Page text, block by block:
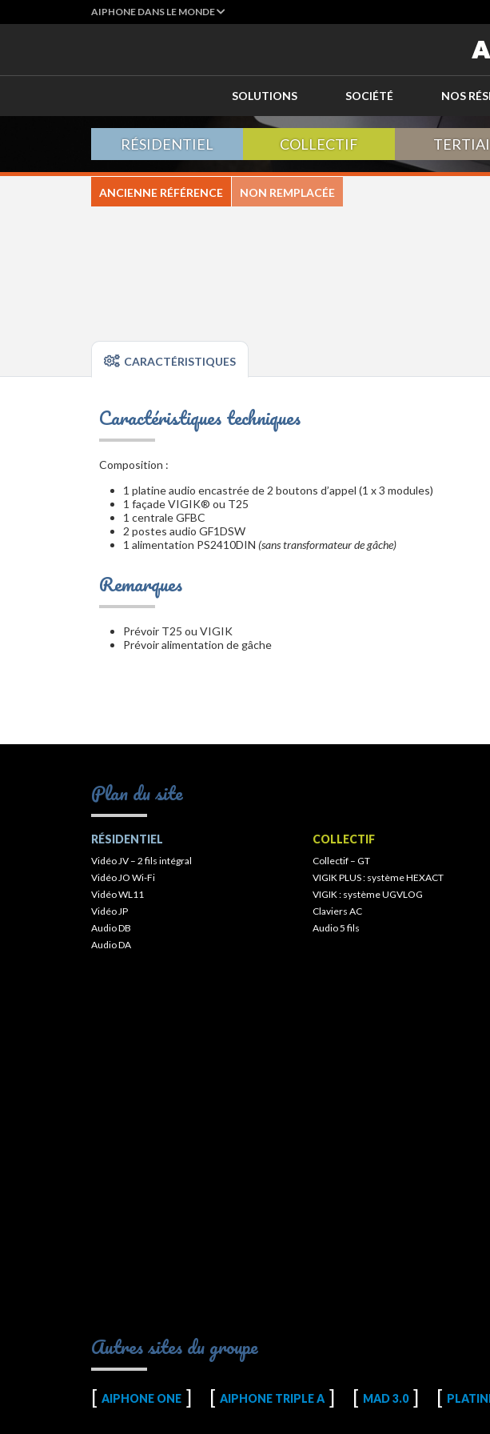
AIPHONE DANS LE MONDE
SOLUTIONS SOCIÉTÉ NOS
RÉSIDENTIEL COLLECTIF
ANCIENNE RÉFÉRENCE NON REMPLACÉE
CARACTÉRISTIQUES
Caractéristiques techniques
Composition :
1 platine audio encastrée de 2 boutons d’appel (1 x 3 modules)
1 façade VIGIK® ou T25
1 centrale GFBC
2 postes audio GF1DSW
1 alimentation PS2410DIN (sans transformateur de gâche)
Remarques
Prévoir T25 ou VIGIK
Prévoir alimentation de gâche
Plan du site
RÉSIDENTIEL
Vidéo JV – 2 fils intégral
Vidéo JO Wi-Fi
Vidéo WL11
Vidéo JP
Audio DB
Audio DA
COLLECTIF
Collectif – GT
VIGIK PLUS : système HEXACT
VIGIK : système UGVLOG
Claviers AC
Audio 5 fils
Autres sites du groupe
AIPHONE ONE AIPHONE TRIPLE A MAD 3.0